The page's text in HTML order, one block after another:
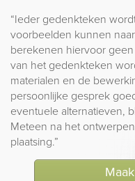
“Ieder gedenkteken
voorbeelden kunnen
berekenen hiervoor
van het gedenkteken
materialen en de
persoonlijke gesprek
eventuele alternatieven,
Meteen na het
plaatsing.”